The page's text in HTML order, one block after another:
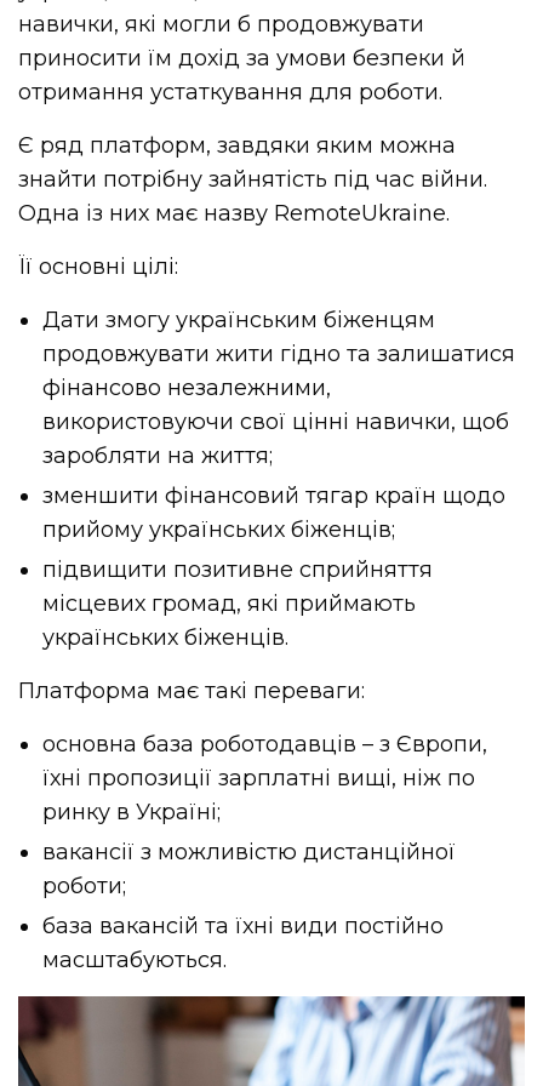
навички,які могли б продовжувати
приносити їм дохід за умови безпеки й
отримання устаткування для роботи.
Є ряд платформ, завдяки яким можна
знайти потрібну зайнятість під час війни.
Одна із них має назву RemoteUkraine.
Її основні цілі:
Дати змогу українським біженцям
продовжувати жити гідно та залишатися
фінансово незалежними,
використовуючи свої цінні навички, щоб
заробляти на життя;
зменшити фінансовий тягар країн щодо
прийому українських біженців;
підвищити позитивне сприйняття
місцевих громад, які приймають
українських біженців.
Платформа має такі переваги:
основна база роботодавців – з Європи,
їхні пропозиції зарплатні вищі, ніж по
ринку в Україні;
вакансії з можливістю дистанційної
роботи;
база вакансій та їхні види постійно
масштабуються.